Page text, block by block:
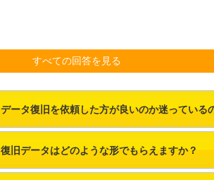
すべての回答を見る
データ復旧を依頼した方が良いのか迷っている
復旧データはどのような形でもらえますか？